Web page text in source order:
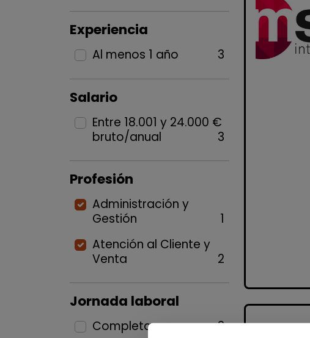
Experiencia
Al menos 1 año 3
Salario
Entre 18.001 y 24.000 €
bruto/anual
3
Profesión
Administración y
Gestión
1
Atención al Cliente y
Venta
2
Jornada laboral
Completa 3